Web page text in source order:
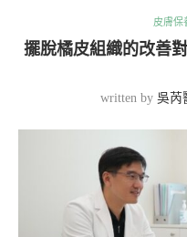
皮膚保
擺脫橘皮組織的改善
written by 吳芮